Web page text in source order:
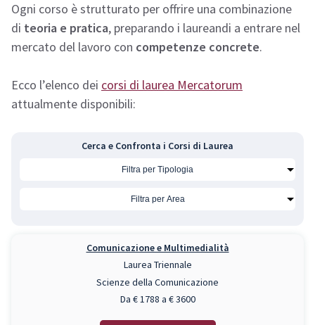
Ogni corso è strutturato per offrire una combinazione
di teoria e pratica, preparando i laureandi a entrare nel
mercato del lavoro con competenze concrete.
Ecco l’elenco dei corsi di laurea Mercatorum
attualmente disponibili:
Cerca e Confronta i Corsi di Laurea
Comunicazione e Multimedialità
Laurea Triennale
Scienze della Comunicazione
Da € 1788 a € 3600